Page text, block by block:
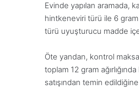
Evinde yapılan aramada,
hintkeneviri türü ile 6
türü uyuşturucu madde
Öte yandan, kontrol
toplam 12 gram
satışından temin